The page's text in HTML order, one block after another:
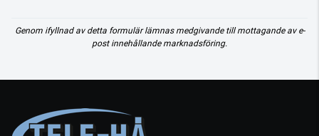
Genom ifyllnad av detta formulär lämnas medgivande till mottagande av e-
post innehållande marknadsföring.